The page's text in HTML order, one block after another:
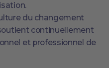
du changement
continuellement
et professionnel de